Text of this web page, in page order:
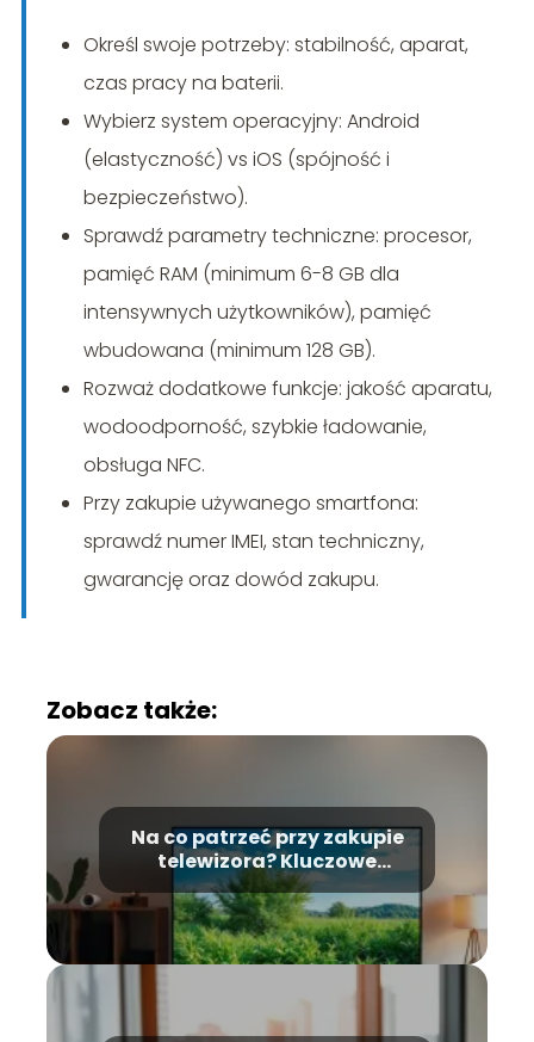
Określ swoje potrzeby: stabilność, aparat,
czas pracy na baterii.
Wybierz system operacyjny: Android
(elastyczność) vs iOS (spójność i
bezpieczeństwo).
Sprawdź parametry techniczne: procesor,
pamięć RAM (minimum 6-8 GB dla
intensywnych użytkowników), pamięć
wbudowana (minimum 128 GB).
Rozważ dodatkowe funkcje: jakość aparatu,
wodoodporność, szybkie ładowanie,
obsługa NFC.
Przy zakupie używanego smartfona:
sprawdź numer IMEI, stan techniczny,
gwarancję oraz dowód zakupu.
Zobacz także:
Na co patrzeć przy zakupie
telewizora? Kluczowe
wskazówki dla kupujących